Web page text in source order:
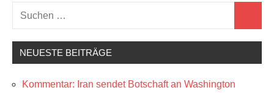
Beiträge
Suchen
nach:
NEUESTE BEITRÄGE
Kommentar: Iran sendet Botschaft an Washington